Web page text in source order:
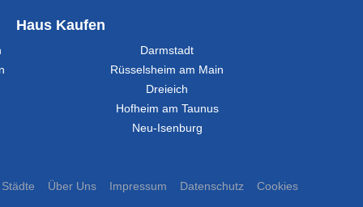
Haus Kaufen
Darmstadt
Rüsselsheim am Main
Dreieich
Hofheim am Taunus
Neu-Isenburg
Städte Über Uns Impressum Datenschutz Cookies